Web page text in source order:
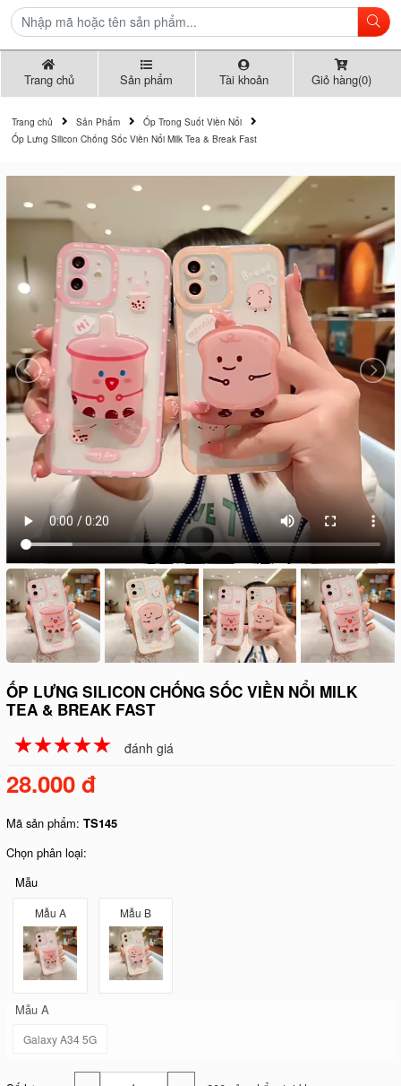
Trang chủ Sản phẩm Tài khoản Giỏ hàng(0)
Trang chủ Sản Phẩm
Ốp Trong Suốt Viền Nổi
Ốp Lưng Silicon Chống Sốc Viền Nổi Milk Tea & Break Fast
ỐP LƯNG SILICON CHỐNG SỐC VIỀN NỔI MILK
TEA & BREAK FAST
☆☆☆☆☆
★★★★★ đánh giá
28.000 đ
Mã sản phẩm:TS145
Chọn phân loại:
Mẫu
Mẫu A Mẫu B
Mẫu A
Galaxy A34 5G